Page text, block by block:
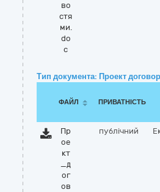
во
стя
ми.
do
c
Тип документа: Проект
ФАЙЛ ПРИВАТНІСТЬ
Пр
ое
кт
_д
ог
ов
публічний